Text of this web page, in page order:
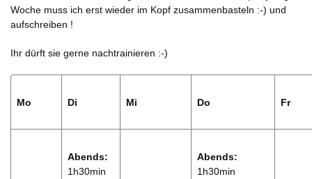
Woche muss ich erst wieder im Kopf zusammenbasteln :-) und
aufschreiben !
Ihr dürft sie gerne nachtrainieren :-)
Mo Di Mi Do Fr
Abends:
1h30min
Abends:
1h30min